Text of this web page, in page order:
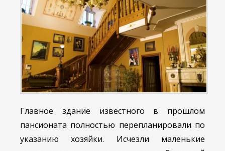
Главное здание известного в прошлом
пансионата полностью перепланировали по
указанию хозяйки. Исчезли маленькие